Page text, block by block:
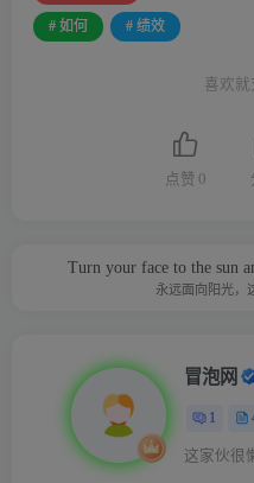
# 如何 # 绩效
喜欢
点赞 0
Turn your face to the sun
永远面向阳光，
冒泡网
1
这家伙很